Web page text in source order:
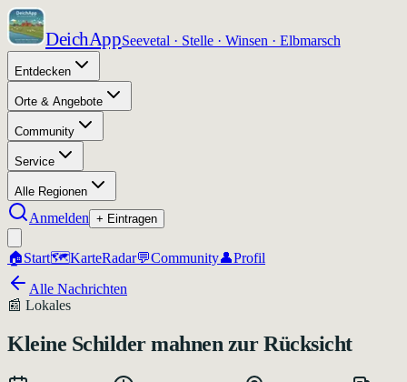
DeichAppSeevetal · Stelle · Winsen · Elbmarsch
Entdecken
Orte & Angebote
Community
Service
Alle Regionen
Anmelden + Eintragen
🏠Start🗺️KarteRadar💬Community👤Profil
Alle Nachrichten
📰 Lokales
Kleine Schilder mahnen zur Rücksicht